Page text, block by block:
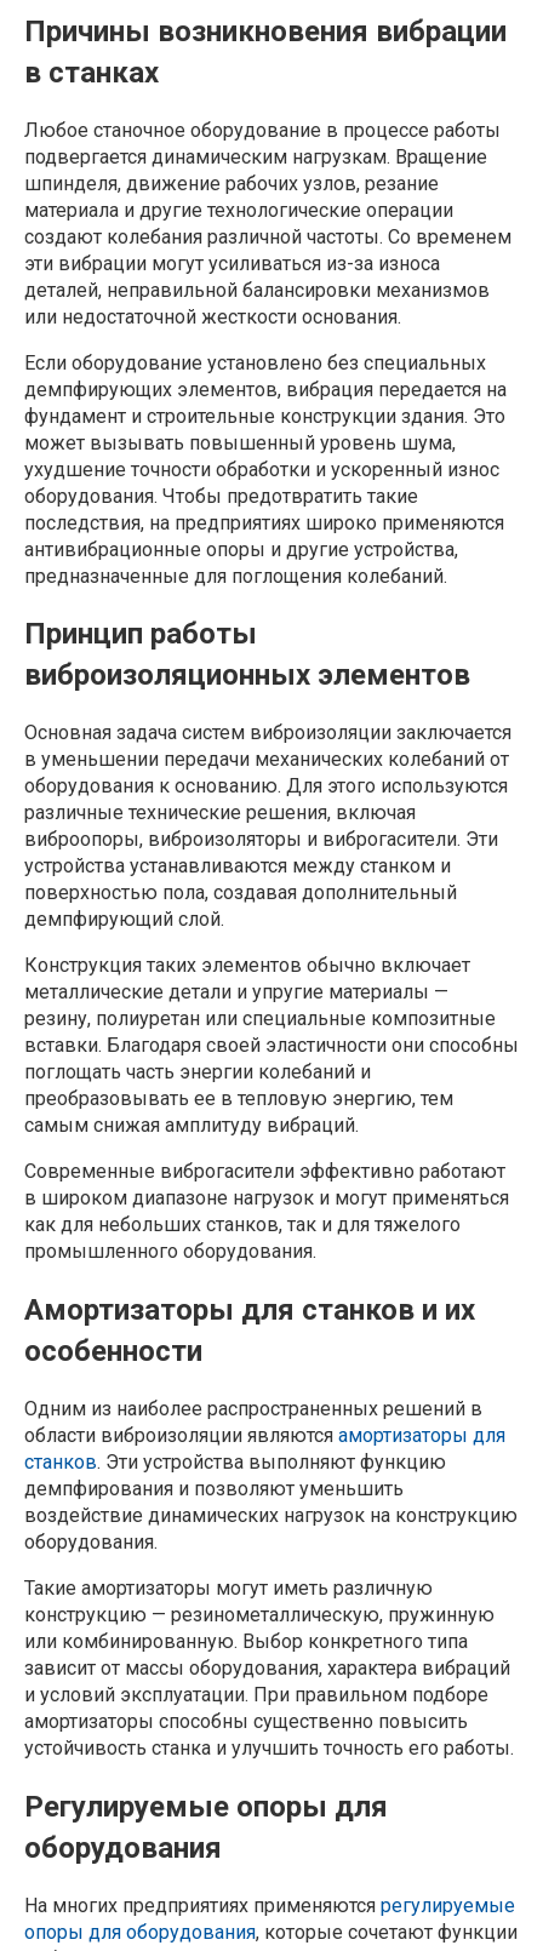
Причины возникновения вибрации
в станках
Любое станочное оборудование в процессе работы
подвергается динамическим нагрузкам. Вращение
шпинделя, движение рабочих узлов, резание
материала и другие технологические операции
создают колебания различной частоты. Со временем
эти вибрации могут усиливаться из-за износа
деталей, неправильной балансировки механизмов
или недостаточной жесткости основания.
Если оборудование установлено без специальных
демпфирующих элементов, вибрация передается на
фундамент и строительные конструкции здания. Это
может вызывать повышенный уровень шума,
ухудшение точности обработки и ускоренный износ
оборудования. Чтобы предотвратить такие
последствия, на предприятиях широко применяются
антивибрационные опоры и другие устройства,
предназначенные для поглощения колебаний.
Принцип работы
виброизоляционных элементов
Основная задача систем виброизоляции заключается
в уменьшении передачи механических колебаний от
оборудования к основанию. Для этого используются
различные технические решения, включая
виброопоры, виброизоляторы и виброгасители. Эти
устройства устанавливаются между станком и
поверхностью пола, создавая дополнительный
демпфирующий слой.
Конструкция таких элементов обычно включает
металлические детали и упругие материалы —
резину, полиуретан или специальные композитные
вставки. Благодаря своей эластичности они способны
поглощать часть энергии колебаний и
преобразовывать ее в тепловую энергию, тем
самым снижая амплитуду вибраций.
Современные виброгасители эффективно работают
в широком диапазоне нагрузок и могут применяться
как для небольших станков, так и для тяжелого
промышленного оборудования.
Амортизаторы для станков и их
особенности
Одним из наиболее распространенных решений в
области виброизоляции являются амортизаторы для
станков. Эти устройства выполняют функцию
демпфирования и позволяют уменьшить
воздействие динамических нагрузок на конструкцию
оборудования.
Такие амортизаторы могут иметь различную
конструкцию — резинометаллическую, пружинную
или комбинированную. Выбор конкретного типа
зависит от массы оборудования, характера вибраций
и условий эксплуатации. При правильном подборе
амортизаторы способны существенно повысить
устойчивость станка и улучшить точность его работы.
Регулируемые опоры для
оборудования
На многих предприятиях применяются регулируемые
опоры для оборудования, которые сочетают функции